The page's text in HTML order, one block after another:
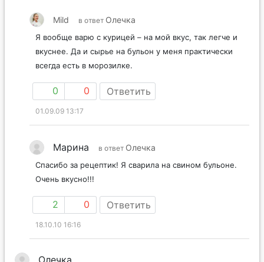
Mild в ответ Олечка
Я вообще варю с курицей – на мой вкус, так легче и
вкуснее. Да и сырье на бульон у меня практически
всегда есть в морозилке.
0 0 Ответить
01.09.09 13:17
Марина в ответ Олечка
Спасибо за рецептик! Я сварила на свином бульоне.
Очень вкусно!!!
2 0 Ответить
18.10.10 16:16
Олечка